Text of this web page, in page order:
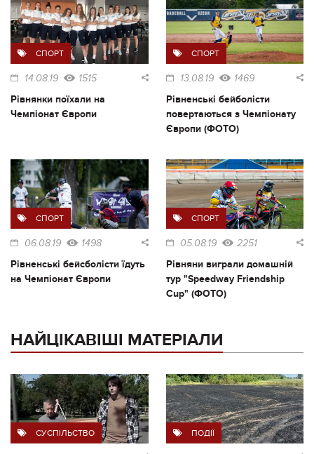
СПОРТ
14.08.19 1515
Рівнянки поїхали на
Чемпіонат Європи
СПОРТ
13.08.19 1469
Рівненські бейболісти
повертаються з Чемпіонату
Європи (ФОТО)
СПОРТ
06.08.19 1498
Рівненські бейсболісти їдуть
на Чемпіонат Європи
СПОРТ
05.08.19 2251
Рівняни виграли домашній
тур "Speedway Friendship
Cup" (ФОТО)
НАЙЦІКАВІШІ МАТЕРІАЛИ
СУСПІЛЬСТВО ПОДІЇ